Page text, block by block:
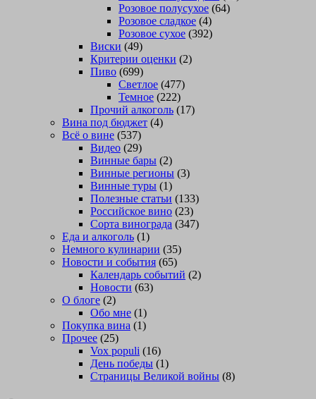
Розовое полусухое (64)
Розовое сладкое (4)
Розовое сухое (392)
Виски (49)
Критерии оценки (2)
Пиво (699)
Светлое (477)
Темное (222)
Прочий алкоголь (17)
Вина под бюджет (4)
Всё о вине (537)
Видео (29)
Винные бары (2)
Винные регионы (3)
Винные туры (1)
Полезные статьи (133)
Российское вино (23)
Сорта винограда (347)
Еда и алкоголь (1)
Немного кулинарии (35)
Новости и события (65)
Календарь событий (2)
Новости (63)
О блоге (2)
Обо мне (1)
Покупка вина (1)
Прочее (25)
Vox populi (16)
День победы (1)
Страницы Великой войны (8)